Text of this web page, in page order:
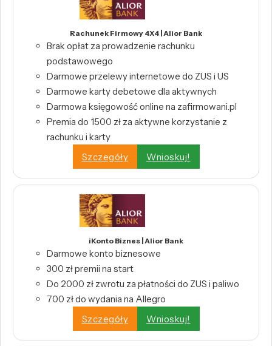
Rachunek Firmowy 4X4 | Alior Bank
Brak opłat za prowadzenie rachunku
podstawowego
Darmowe przelewy internetowe do ZUS i US
Darmowe karty debetowe dla aktywnych
Darmowa księgowość online na zafirmowani.pl
Premia do 1500 zł za aktywne korzystanie z
rachunku i karty
Szczegóły
Wnioskuj!
iKonto Biznes | Alior Bank
Darmowe konto biznesowe
300 zł premii na start
Do 2000 zł zwrotu za płatności do ZUS i paliwo
700 zł do wydania na Allegro
Szczegóły
Wnioskuj!